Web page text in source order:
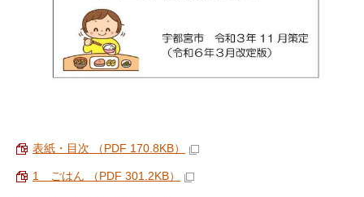
表紙・目次 （PDF 170.8KB）
1 ごはん （PDF 301.2KB）